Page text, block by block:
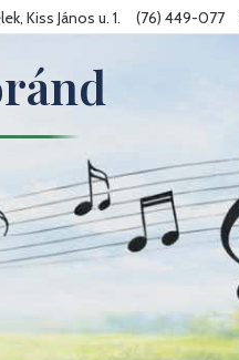
Kiss János u. 1. (76) 449-077